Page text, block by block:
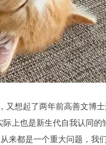
又想起了两年前高善文博
上也是新生代自我认同的
来都是一个重大问题，我